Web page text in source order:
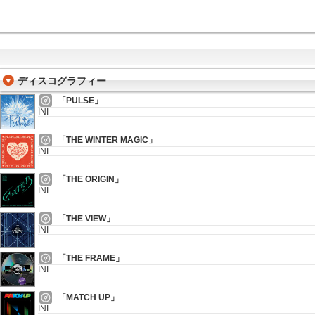
ディスコグラフィー
「PULSE」
INI
「THE WINTER MAGIC」
INI
「THE ORIGIN」
INI
「THE VIEW」
INI
「THE FRAME」
INI
「MATCH UP」
INI